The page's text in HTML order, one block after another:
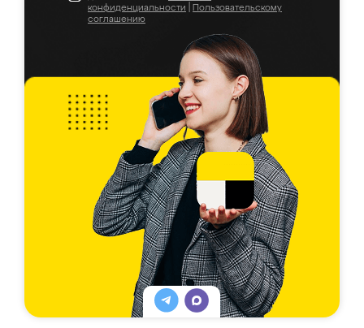
конфиденциальности
Пользовательскому
соглашению